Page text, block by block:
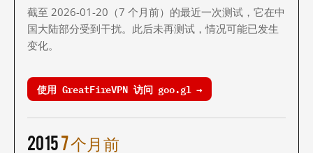
截至 2026-01-20（7 个月前）的最近一次测试，它在中
国大陆部分受到干扰。此后未再测试，情况可能已发生
变化。
使用 GreatFireVPN 访问 goo.gl →
20157 个月前